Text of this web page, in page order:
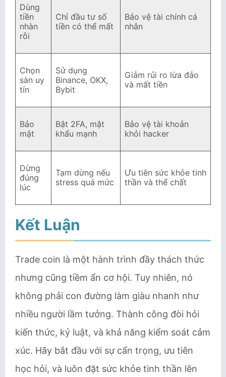
Dùng
tiền
nhàn
rỗi
Chỉ đầu tư số
tiền có thể mất
Bảo vệ tài chính cá
nhân
Chọn
sàn uy
tín
Sử dụng
Binance, OKX,
Bybit
Giảm rủi ro lừa đảo
và mất tiền
Bảo
mật
Bật 2FA, mật
khẩu mạnh
Bảo vệ tài khoản
khỏi hacker
Dừng
đúng
lúc
Tạm dừng nếu
stress quá mức
Ưu tiên sức khỏe tinh
thần và thể chất
Kết Luận
Trade coin là một hành trình đầy thách thức
nhưng cũng tiềm ẩn cơ hội. Tuy nhiên, nó
không phải con đường làm giàu nhanh như
nhiều người lầm tưởng. Thành công đòi hỏi
kiến thức, kỷ luật, và khả năng kiểm soát cảm
xúc. Hãy bắt đầu với sự cẩn trọng, ưu tiên
học hỏi, và luôn đặt sức khỏe tinh thần lên